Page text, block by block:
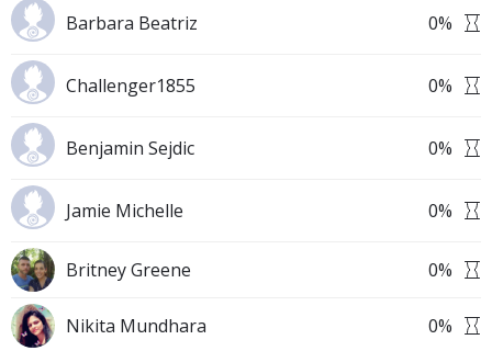
Barbara Beatriz 0%
Challenger1855 0%
Benjamin Sejdic 0%
Jamie Michelle 0%
Britney Greene 0%
Nikita Mundhara 0%